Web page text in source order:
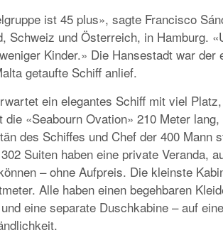
ist 45 plus», sagte Francisco
Schweiz und Österreich, in Hamburg.
Kinder.» Die Hansestadt war
getaufte Schiff anlief.
ein elegantes Schiff mit viel
die «Seabourn Ovation» 210 Meter
des Schiffes und Chef der 400
Suiten haben eine private Veranda,
– ohne Aufpreis. Die kleinste
Alle haben einen begehbaren
eine separate Duschkabine – auf